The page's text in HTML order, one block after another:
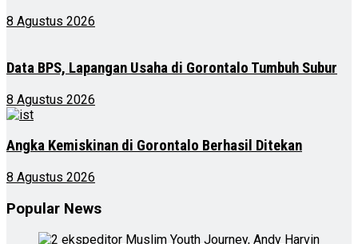
8 Agustus 2026
Data BPS, Lapangan Usaha di Gorontalo Tumbuh Subur
8 Agustus 2026
Angka Kemiskinan di Gorontalo Berhasil Ditekan
8 Agustus 2026
Popular News